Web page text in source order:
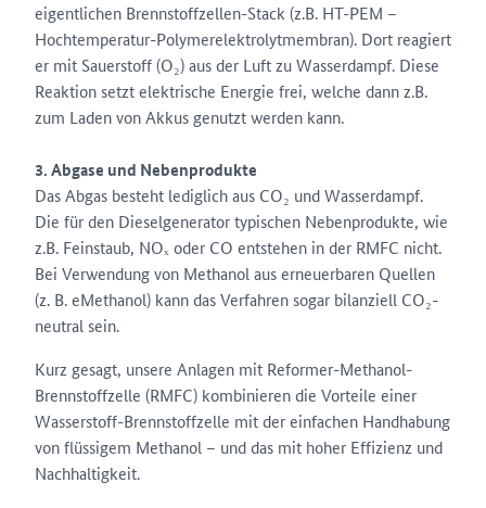
eigentlichen Brennstoffzellen-Stack (z.B. HT-PEM –
Hochtemperatur-Polymerelektrolytmembran). Dort reagiert
er mit Sauerstoff (O₂) aus der Luft zu Wasserdampf. Diese
Reaktion setzt elektrische Energie frei, welche dann z.B.
zum Laden von Akkus genutzt werden kann.
3. Abgase und Nebenprodukte
Das Abgas besteht lediglich aus CO₂ und Wasserdampf.
Die für den Dieselgenerator typischen Nebenprodukte, wie
z.B. Feinstaub, NOₓ oder CO entstehen in der RMFC nicht.
Bei Verwendung von Methanol aus erneuerbaren Quellen
(z. B. eMethanol) kann das Verfahren sogar bilanziell CO₂-
neutral sein.
Kurz gesagt, unsere Anlagen mit Reformer-Methanol-
Brennstoffzelle (RMFC) kombinieren die Vorteile einer
Wasserstoff-Brennstoffzelle mit der einfachen Handhabung
von flüssigem Methanol – und das mit hoher Effizienz und
Nachhaltigkeit.